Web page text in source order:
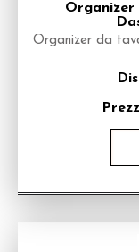
Organizer
Organizer da